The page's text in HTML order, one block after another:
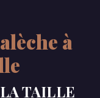
à
TAILLE